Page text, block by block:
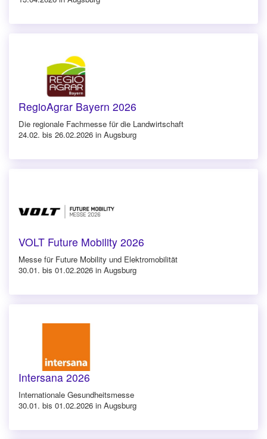
RegioAgrar Bayern 2026
Die regionale Fachmesse für die Landwirtschaft
24.02. bis 26.02.2026 in Augsburg
VOLT Future Mobility 2026
Messe für Future Mobility und Elektromobilität
30.01. bis 01.02.2026 in Augsburg
Intersana 2026
Internationale Gesundheitsmesse
30.01. bis 01.02.2026 in Augsburg